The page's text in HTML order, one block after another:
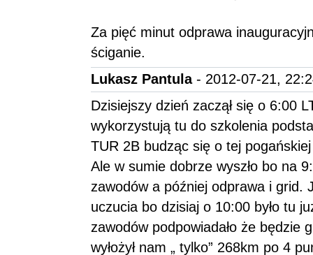
Za pięć minut odprawa
ściganie.
Lukasz Pantula- 2012-07-21,
Dzisiejszy dzień zaczął się o 6:00
wykorzystują tu do szkolenia
TUR 2B budząc się o tej
Ale w sumie dobrze wyszło bo na
zawodów a później odprawa i grid.
uczucia bo dzisiaj o 10:00 było tu
zawodów podpowiadało że będzie
wyłożył nam „ tylko” 268km po 4